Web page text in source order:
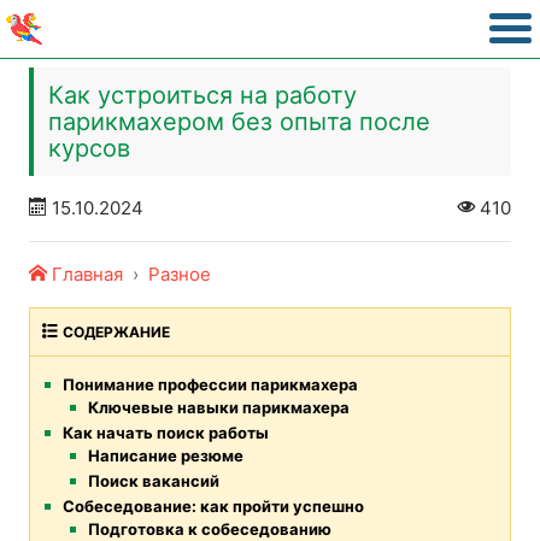
Как устроиться на работу
парикмахером без опыта после
курсов
15.10.2024 410
Главная Разное
СОДЕРЖАНИЕ
Понимание профессии парикмахера
Ключевые навыки парикмахера
Как начать поиск работы
Написание резюме
Поиск вакансий
Собеседование: как пройти успешно
Подготовка к собеседованию